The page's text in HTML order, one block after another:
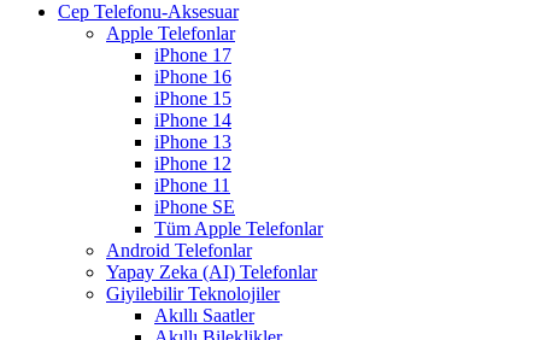
Cep Telefonu-Aksesuar
Apple Telefonlar
iPhone 17
iPhone 16
iPhone 15
iPhone 14
iPhone 13
iPhone 12
iPhone 11
iPhone SE
Tüm Apple Telefonlar
Android Telefonlar
Yapay Zeka (AI) Telefonlar
Giyilebilir Teknolojiler
Akıllı Saatler